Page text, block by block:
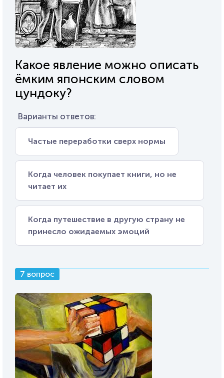
Какое явление можно описать
ёмким японским словом
цундоку?
Варианты ответов:
Частые переработки сверх нормы
Когда человек покупает книги, но не
читает их
Когда путешествие в другую страну не
принесло ожидаемых эмоций
7 вопрос